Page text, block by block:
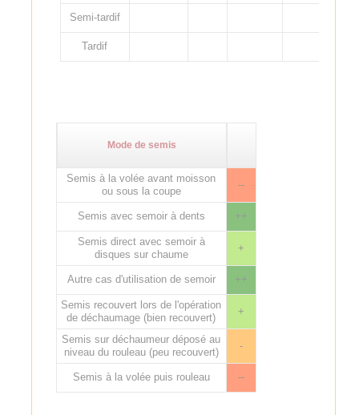
Semi-tardif
Tardif
Mode de semis
Semis à la volée avant moisson
ou sous la coupe
--
Semis avec semoir à dents ++
Semis direct avec semoir à
disques sur chaume
+
Autre cas d'utilisation de semoir ++
Semis recouvert lors de l'opération
de déchaumage (bien recouvert)
+
Semis sur déchaumeur déposé au
niveau du rouleau (peu recouvert)
-
Semis à la volée puis rouleau --